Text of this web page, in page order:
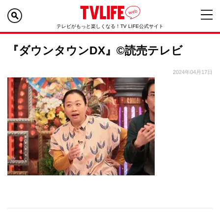
テレビがもっと楽しくなる！TV LIFE公式サイト
『ダウンタウンDX』©読売テレビ
2024年04月17日